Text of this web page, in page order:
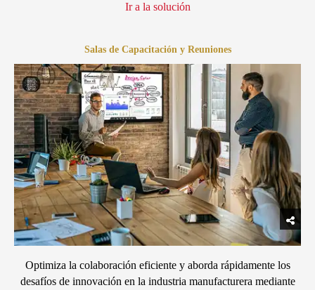
Ir a la solución
Salas de Capacitación y Reuniones
Optimiza la colaboración eficiente y aborda rápidamente los
desafíos de innovación en la industria manufacturera mediante